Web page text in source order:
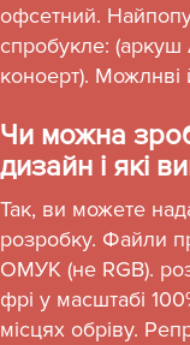
офсетний.
спробукле: (аркуш
коноерт). Можлнві
Чи можна
дизайн і які
Так, ви можете
розробку. Файли
ОМУК (не RGB).
фрі у масштабі
місцях обріву.